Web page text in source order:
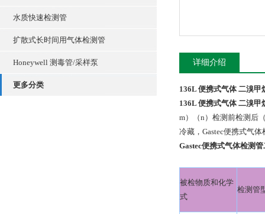
水质快速检测管
扩散式长时间用气体检测管
Honeywell 测毒管/采样泵
更多分类
详细介绍
136L 便携式气体 二溴甲
136L 便携式气体 二溴甲
m）（n）检测前检测后
冷藏，Gastec便携式气
Gastec便携式气体检测
被检物质和化学
式
检测管